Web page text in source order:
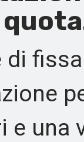
di
e una